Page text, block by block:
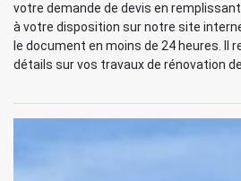
votre demande de devis en
à votre disposition sur notre site
le document en moins de 24 heures. Il
détails sur vos travaux de rénovation